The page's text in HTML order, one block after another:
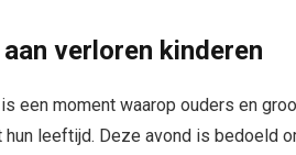
verloren kinderen
een moment waarop ouders en
hun leeftijd. Deze avond is bedoeld